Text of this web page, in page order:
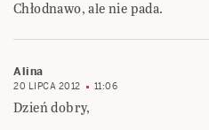
Chłodnawo, ale nie pada.
Alina
20 LIPCA 2012 11:06
Dzień dobry,